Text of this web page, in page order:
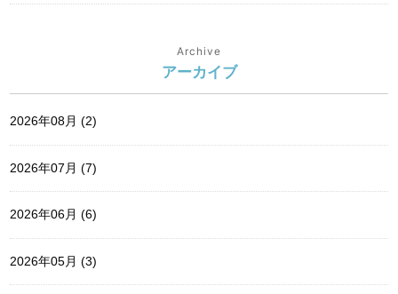
Archive
アーカイブ
2026年08月 (2)
2026年07月 (7)
2026年06月 (6)
2026年05月 (3)